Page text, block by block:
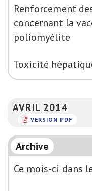
Renforcement
concernant la
poliomyélite
Toxicité
AVRIL 2014
VERSION PDF
Archive
Ce mois-ci dans